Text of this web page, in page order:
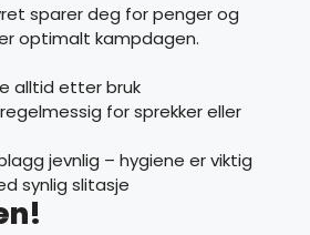
sparer deg for penger og
optimalt kampdagen.
alltid etter bruk
for sprekker eller
jevnlig – hygiene er viktig
synlig slitasje